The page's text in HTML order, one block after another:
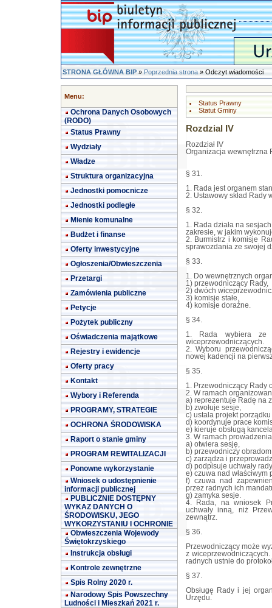
STRONA GŁÓWNA BIP»Poprzednia strona» Odczyt wiadomości
Menu:
Ochrona Danych Osobowych
(RODO)
Status Prawny
Wydziały
Władze
Struktura organizacyjna
Jednostki pomocnicze
Jednostki podległe
Mienie komunalne
Budżet i finanse
Oferty inwestycyjne
Ogłoszenia/Obwieszczenia
Przetargi
Zamówienia publiczne
Petycje
Pożytek publiczny
Oświadczenia majątkowe
Rejestry i ewidencje
Oferty pracy
Kontakt
Wybory i Referenda
PROGRAMY, STRATEGIE
OCHRONA ŚRODOWISKA
Raport o stanie gminy
PROGRAM REWITALIZACJI
Ponowne wykorzystanie
Wniosek o udostępnienie
informacji publicznej
PUBLICZNIE DOSTĘPNY
WYKAZ DANYCH O
ŚRODOWISKU, JEGO
WYKORZYSTANIU I OCHRONIE
Obwieszczenia Wojewody
Świętokrzyskiego
Instrukcja obsługi
Kontrole zewnętrzne
Spis Rolny 2020 r.
Narodowy Spis Powszechny
Ludności i Mieszkań 2021 r.
Status Prawny
Statut Gminy
Rozdzial IV
Rozdział IV
Organizacja wewnętrzna
§ 31.
1. Rada jest organem
2. Ustawowy skład Rady
§ 32.
1. Rada działa na
zakresie, w jakim
2. Burmistrz i komisje
sprawozdania ze swojej
§ 33.
1. Do wewnętrznych
1) przewodniczący Rady,
2) dwóch
3) komisje stałe,
4) komisje doraźne.
§ 34.
1. Rada wybiera ze
wiceprzewodniczących.
2. Wyboru
nowej kadencji na
§ 35.
1. Przewodniczący Rady
2. W ramach
a) reprezentuje Radę na
b) zwołuje sesje,
c) ustala projekt
d) koordynuje prace
e) kieruje obsługą
3. W ramach
a) otwiera sesję,
b) przewodniczy
c) zarządza i
d) podpisuje uchwały
e) czuwa nad właściwym
f) czuwa nad
przez radnych ich
g) zamyka sesje.
4. Rada, na wniosek
uchwały inną, niż
zewnątrz.
§ 36.
Przewodniczący może
z
radnych ustnie do
§ 37.
Obsługę Rady i jej
Urzędu.